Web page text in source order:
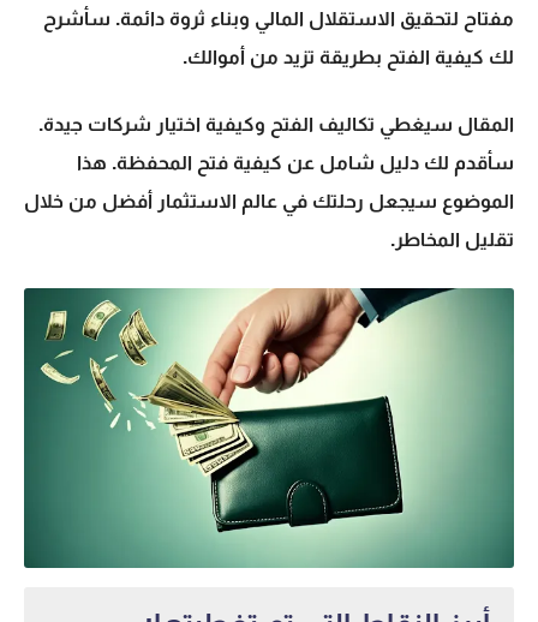
مفتاح لتحقيق الاستقلال المالي وبناء ثروة دائمة. سأشرح
لك كيفية الفتح بطريقة تزيد من أموالك.
المقال سيغطي تكاليف الفتح وكيفية اختيار شركات جيدة.
سأقدم لك دليل شامل عن كيفية فتح المحفظة. هذا
الموضوع سيجعل رحلتك في عالم الاستثمار أفضل من خلال
تقليل المخاطر.